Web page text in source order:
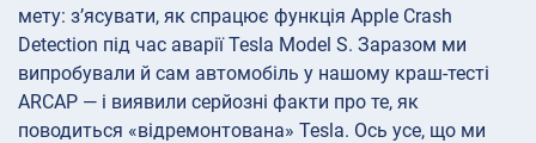
мету: з’ясувати, як спрацює функція Apple Crash
Detection під час аварії Tesla Model S. Заразом ми
випробували й сам автомобіль у нашому краш-тесті
ARCAP — і виявили серйозні факти про те, як
поводиться «відремонтована» Tesla. Ось усе, що ми